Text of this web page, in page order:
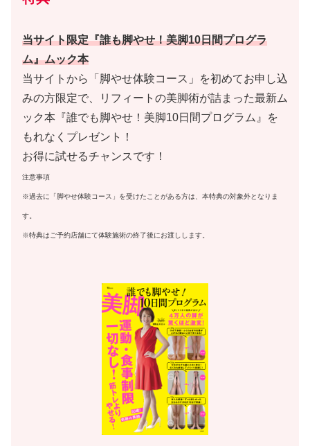
当サイト限定『誰も脚やせ！美脚10日間プログラ
ム』ムック本
当サイトから「脚やせ体験コース」を初めてお申し込
みの方限定で、リフィートの美脚術が詰まった最新ム
ック本『誰でも脚やせ！美脚10日間プログラム』を
もれなくプレゼント！
お得に試せるチャンスです！
注意事項
※過去に「脚やせ体験コース」を受けたことがある方は、本特典の対象外となりま
す。
※特典はご予約店舗にて体験施術の終了後にお渡しします。